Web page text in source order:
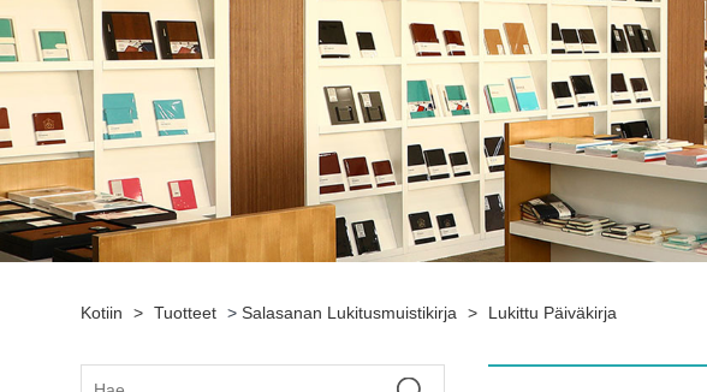
Kotiin > Tuotteet >Salasanan Lukitusmuistikirja > Lukittu Päiväkirja